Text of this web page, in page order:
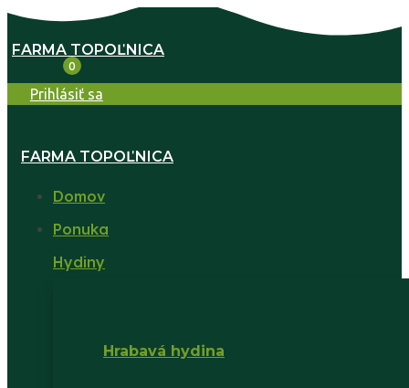
FARMA TOPOĽNICA
0
Prihlásiť sa
FARMA TOPOĽNICA
Domov
Ponuka
Hydiny
Hrabavá hydina